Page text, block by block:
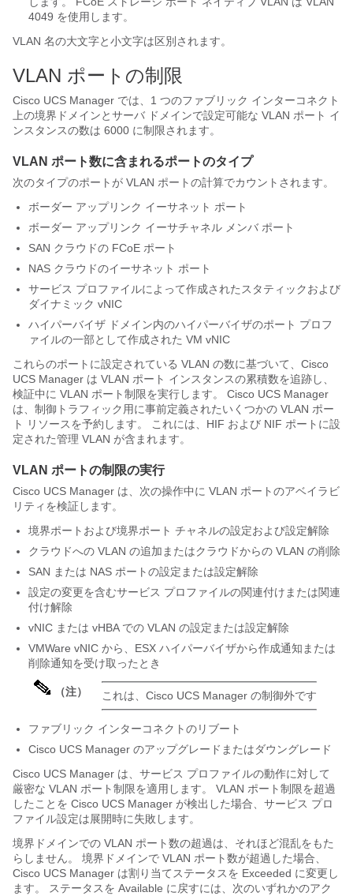
4049 を使用します。
VLAN 名の大文字と小文字は区別されます。
VLAN ポートの制限
Cisco UCS Manager では、1 つのファブリック インターコネクト
上の境界ドメインとサーバ ドメインで設定可能な VLAN ポート イ
ンスタンスの数は 6000 に制限されます。
VLAN ポート数に含まれるポートのタイプ
次のタイプのポートが VLAN ポートの計算でカウントされます。
ボーダー アップリンク イーサネット ポート
ボーダー アップリンク イーサチャネル メンバ ポート
SAN クラウドの FCoE ポート
NAS クラウドのイーサネット ポート
サービス プロファイルによって作成されたスタティックおよび
ダイナミック vNIC
ハイパーバイザ ドメイン内のハイパーバイザのポート プロフ
ァイルの一部として作成された VM vNIC
これらのポートに設定されている VLAN の数に基づいて、 Cisco
UCS Manager は VLAN ポート インスタンスの累積数を追跡し、
検証中に VLAN ポート制限を実行します。 Cisco UCS Manager
は、制御トラフィック用に事前定義されたいくつかの VLAN ポー
ト リソースを予約します。 これには、HIF および NIF ポートに設
定された管理 VLAN が含まれます。
VLAN ポートの制限の実行
Cisco UCS Manager は、次の操作中に VLAN ポートのアベイラビ
リティを検証します。
境界ポートおよび境界ポート チャネルの設定および設定解除
クラウドへの VLAN の追加またはクラウドからの VLAN の削除
SAN または NAS ポートの設定または設定解除
設定の変更を含むサービス プロファイルの関連付けまたは関連
付け解除
vNIC または vHBA での VLAN の設定または設定解除
VMWare vNIC から、ESX ハイパーバイザから作成通知または
削除通知を受け取ったとき
（注） これは、 Cisco UCS Manager の制御外です
ファブリック インターコネクトのリブート
Cisco UCS Manager のアップグレードまたはダウングレード
Cisco UCS Manager は、サービス プロファイルの動作に対して
厳密な VLAN ポート制限を適用します。 VLAN ポート制限を超過
したことを Cisco UCS Manager が検出した場合、サービス プロ
ファイル設定は展開時に失敗します。
境界ドメインでの VLAN ポート数の超過は、それほど混乱をもた
らしません。 境界ドメインで VLAN ポート数が超過した場合、
Cisco UCS Manager は割り当てステータスを Exceeded に変更し
ます。 ステータスを Available に戻すには、次のいずれかのアク